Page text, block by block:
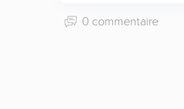
0 commentaire